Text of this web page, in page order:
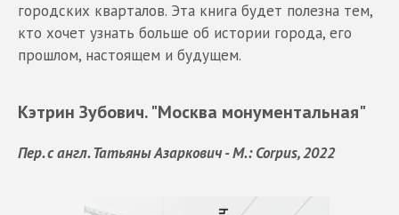
городских кварталов. Эта книга будет полезна тем,
кто хочет узнать больше об истории города, его
прошлом, настоящем и будущем.
Кэтрин Зубович. "Москва монументальная"
Пер. с англ. Татьяны Азаркович - М.: Corpus, 2022